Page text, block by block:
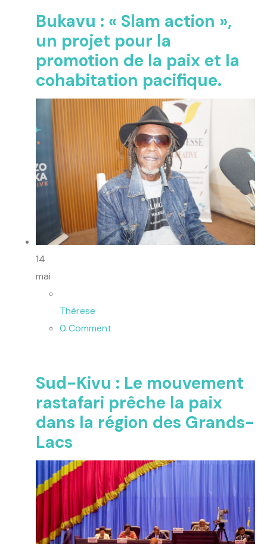
Bukavu : « Slam action »,
un projet pour la
promotion de la paix et la
cohabitation pacifique.
14
mai
Thèrese
0 Comment
Sud-Kivu : Le mouvement
rastafari prêche la paix
dans la région des Grands-
Lacs